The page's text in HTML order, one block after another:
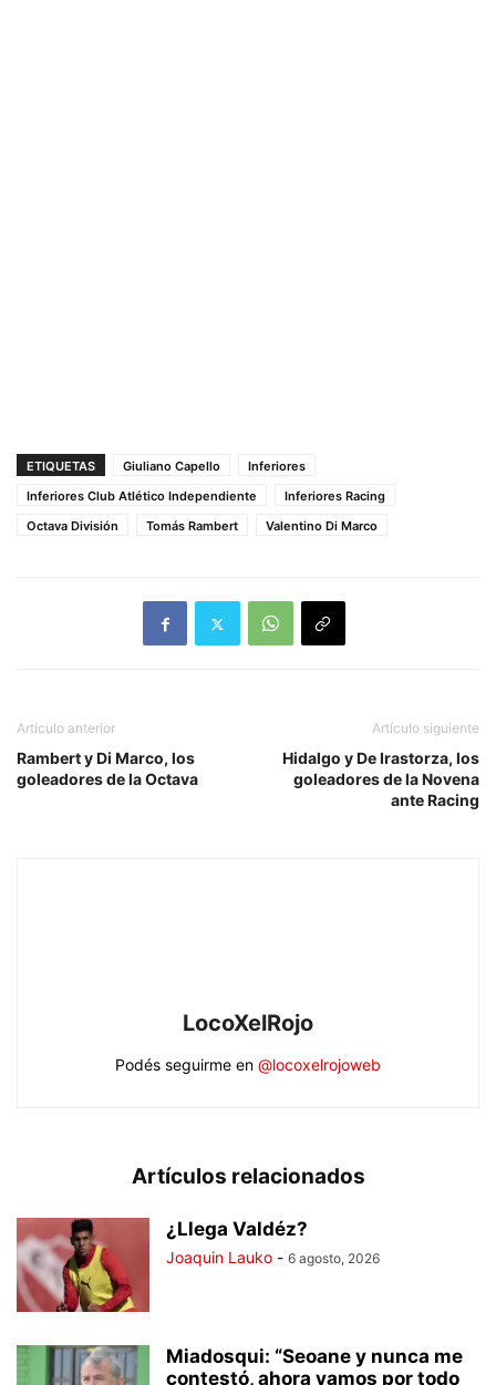
ETIQUETAS Giuliano Capello
Inferiores
Inferiores Club Atlético Independiente
Inferiores Racing
Octava División
Tomás Rambert Valentino Di Marco
Artículo anterior
Rambert y Di Marco, los
goleadores de la Octava
Artículo siguiente
Hidalgo y De Irastorza, los
goleadores de la Novena
ante Racing
LocoXelRojo
Podés seguirme en @locoxelrojoweb
Artículos relacionados
¿Llega Valdéz?
Joaquin Lauko - 6 agosto, 2026
Miadosqui: “Seoane y nunca me
contestó, ahora vamos por todo